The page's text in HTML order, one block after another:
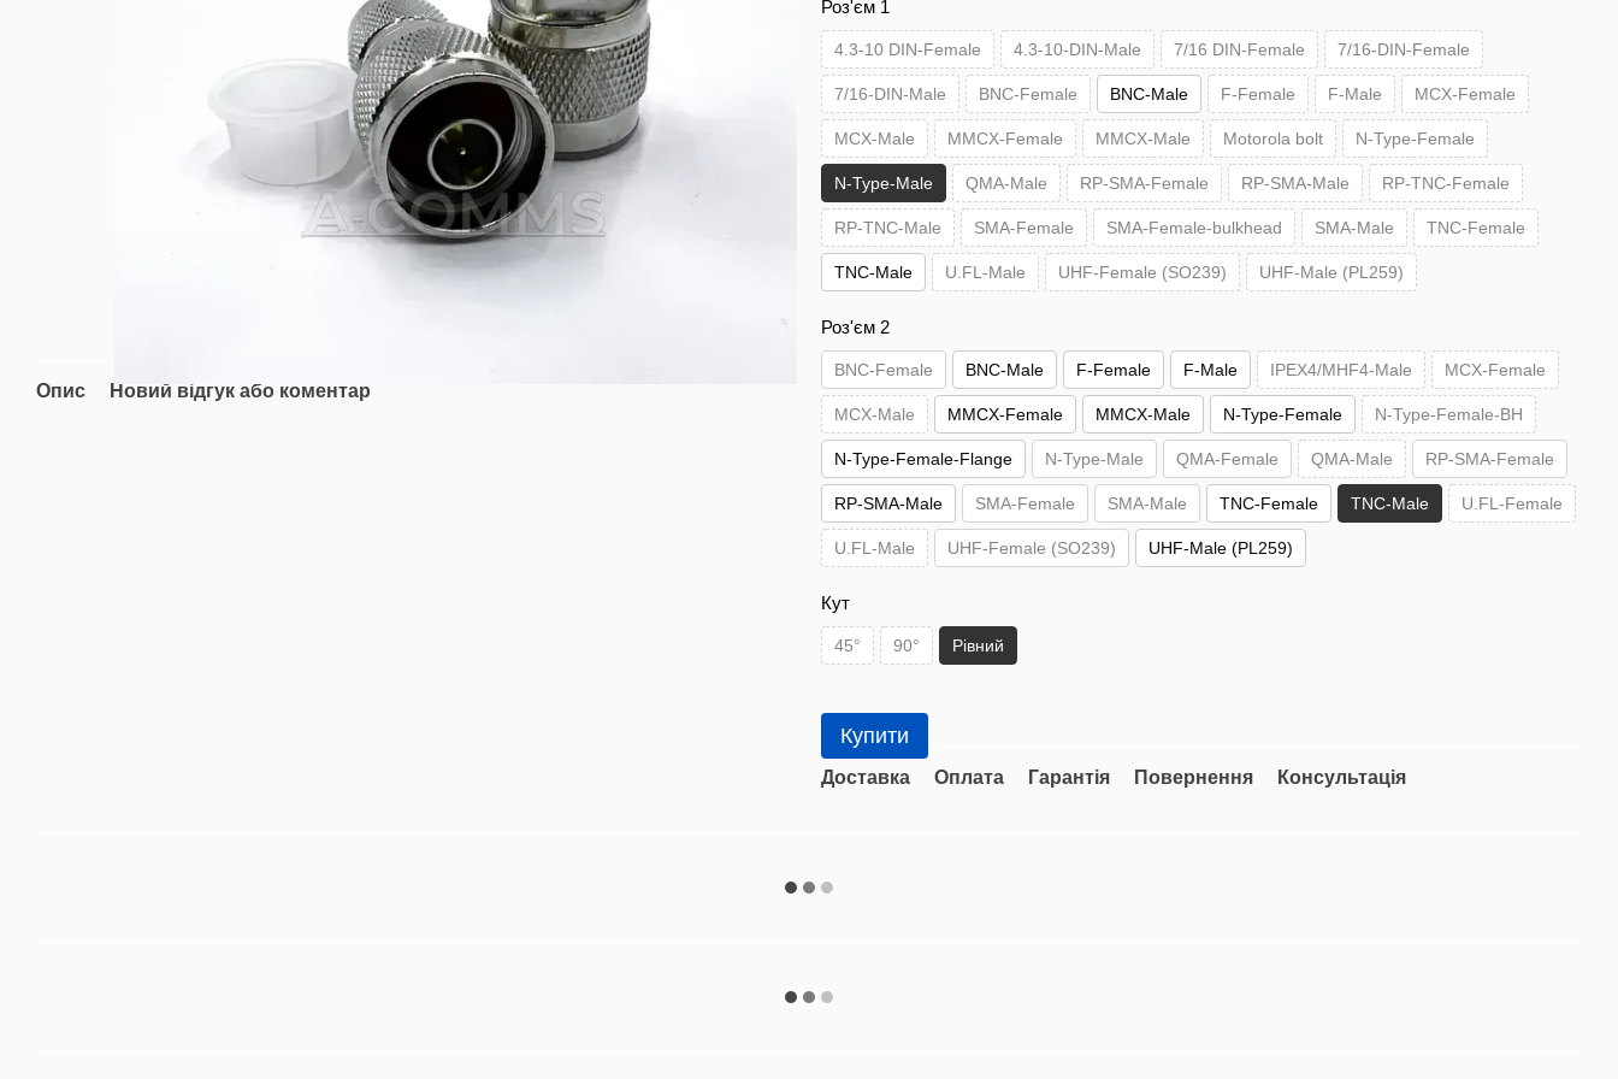
Опис Новий відгук або коментар
Роз'єм 1
4.3-10 DIN-Female 4.3-10-DIN-Male 7/16 DIN-Female 7/16-DIN-Female
7/16-DIN-Male BNC-Female BNC-Male F-Female F-Male MCX-Female
MCX-Male MMCX-Female MMCX-Male Motorola bolt N-Type-Female
N-Type-Male QMA-Male RP-SMA-Female RP-SMA-Male RP-TNC-Female
RP-TNC-Male SMA-Female SMA-Female-bulkhead SMA-Male TNC-Female
TNC-Male U.FL-Male UHF-Female (SO239) UHF-Male (PL259)
Роз'єм 2
BNC-Female BNC-Male F-Female F-Male IPEX4/MHF4-Male MCX-Female
MCX-Male MMCX-Female MMCX-Male N-Type-Female N-Type-Female-BH
N-Type-Female-Flange N-Type-Male QMA-Female QMA-Male RP-SMA-Female
RP-SMA-Male SMA-Female SMA-Male TNC-Female TNC-Male U.FL-Female
U.FL-Male UHF-Female (SO239) UHF-Male (PL259)
Кут
45° 90° Рівний
Купити
Доставка Оплата Гарантія Повернення Консультація